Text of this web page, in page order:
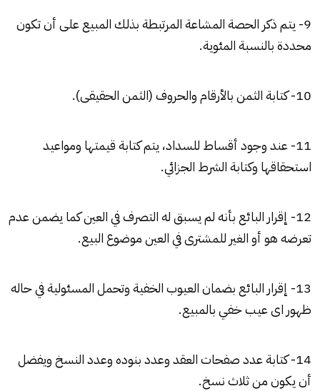
9- يتم ذكر الحصة المشاعة المرتبطة بذلك المبيع على أن تكون
محددة بالنسبة المئوية.
10- كتابة الثمن بالأرقام والحروف (الثمن الحقيقى).
11- عند وجود أقساط للسداد، يتم كتابة قيمتها ومواعيد
استحقاقها وكتابة الشرط الجزائي.
12- إقرار البائع بأنه لم يسبق له التصرف في العين كما يضمن عدم
تعرضه هو أو الغير للمشترى في العين موضوع البيع.
13- إقرار البائع بضمان العيوب الخفية وتحمل المسئولية في حاله
ظهور اى عيب خفي بالمبيع.
14- كتابة عدد صفحات العقد وعدد بنوده وعدد النسخ ويفضل
أن يكون من ثلاث نسخ.